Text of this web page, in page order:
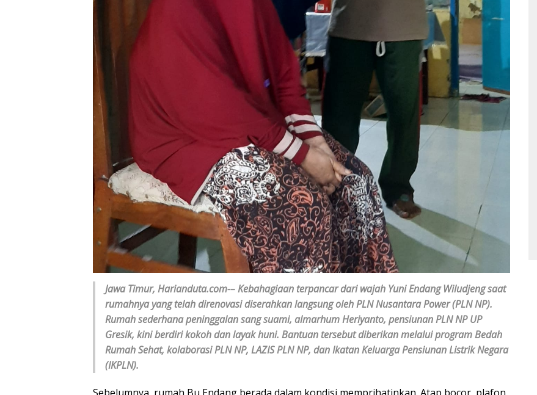
Jawa Timur, Harianduta.com-– Kebahagiaan terpancar dari wajah Yuni Endang Wiludjeng saat
rumahnya yang telah direnovasi diserahkan langsung oleh PLN Nusantara Power (PLN NP).
Rumah sederhana peninggalan sang suami, almarhum Heriyanto, pensiunan PLN NP UP
Gresik, kini berdiri kokoh dan layak huni. Bantuan tersebut diberikan melalui program Bedah
Rumah Sehat, kolaborasi PLN NP, LAZIS PLN NP, dan Ikatan Keluarga Pensiunan Listrik Negara
(IKPLN).